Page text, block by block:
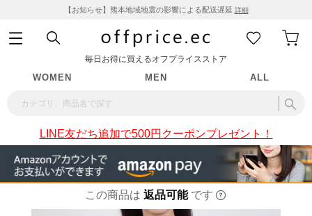
【お知らせ】熊本地域地震の影響による配送遅延 詳細
毎日お得に買えるオフプライスストア
WOMEN MEN ALL
LINE友だち追加で500円クーポンプレゼント！
この商品は 返品可能 です